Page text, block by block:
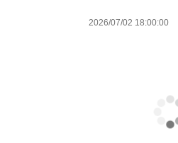
2026/07/02 18:00:00